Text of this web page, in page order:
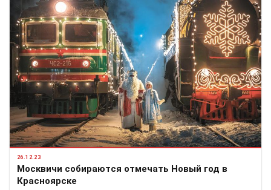
26.12.23
Москвичи собираются отмечать Новый год в
Красноярске